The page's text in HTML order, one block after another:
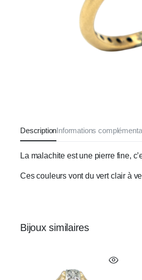
DescriptionInformations
La malachite est une pierre fine,
Ces couleurs vont du vert clair à
Bijoux similaires